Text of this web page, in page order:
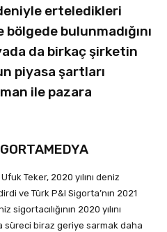
erteledikleri
bulunmadığını
da birkaç şirketin
piyasa şartları
ile pazara
Teker, 2020 yılını deniz
ve Türk P&I Sigorta’nın 2021
sigortacılığının 2020 yılını
süreci biraz geriye sarmak daha